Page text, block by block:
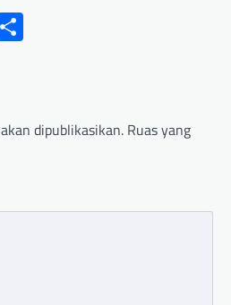
dipublikasikan. Ruas yang